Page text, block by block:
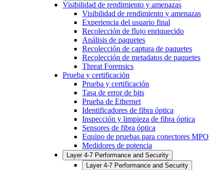
Visibilidad de rendimiento y amenazas
Visibilidad de rendimiento y amenazas
Experiencia del usuario final
Recolección de flujo enriquecido
Análisis de paquetes
Recolección de captura de paquetes
Recolección de metadatos de paquetes
Threat Forensics
Prueba y certificación
Prueba y certificación
Tasa de error de bits
Prueba de Ethernet
Identificadores de fibra óptica
Inspección y limpieza de fibra óptica
Sensores de fibra óptica
Equipo de pruebas para conectores MPO
Medidores de potencia
Layer 4-7 Performance and Security
Layer 4-7 Performance and Security